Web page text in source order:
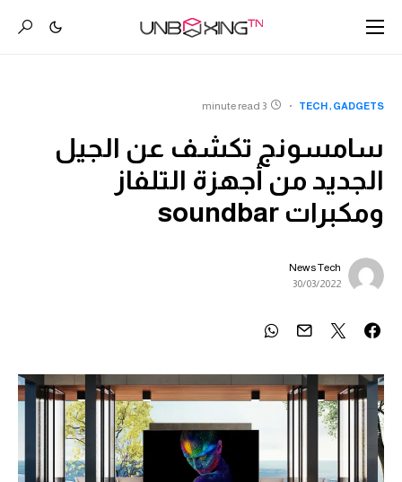
GADGETS
TECH
3 minute read
سامسونج تكشف عن الجيل
الجديد من أجهزة التلفاز
ومكبرات soundbar
News Tech
30/03/2022